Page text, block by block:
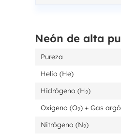
Neón de alta
Pureza
Helio (He)
Hidrógeno (H2)
Oxígeno (O2) + Gas
Nitrógeno (N2)